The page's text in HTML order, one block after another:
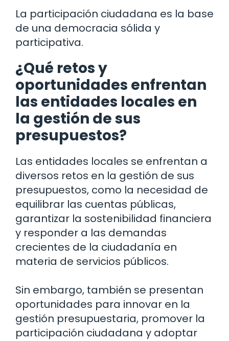
La participación ciudadana es la base
de una democracia sólida y
participativa.
¿Qué retos y
oportunidades enfrentan
las entidades locales en
la gestión de sus
presupuestos?
Las entidades locales se enfrentan a
diversos retos en la gestión de sus
presupuestos, como la necesidad de
equilibrar las cuentas públicas,
garantizar la sostenibilidad financiera
y responder a las demandas
crecientes de la ciudadanía en
materia de servicios públicos.
Sin embargo, también se presentan
oportunidades para innovar en la
gestión presupuestaria, promover la
participación ciudadana y adoptar